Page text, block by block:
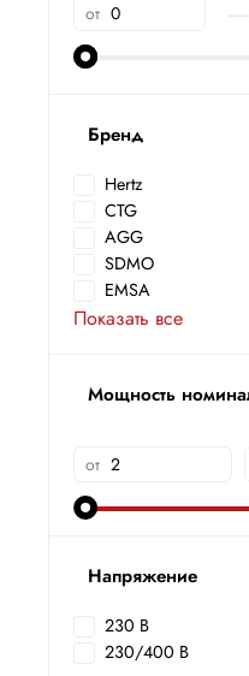
от
Бренд
Hertz
CTG
AGG
SDMO
EMSA
Показать все
Мощность
от
Напряжение
230 В
230/400 В